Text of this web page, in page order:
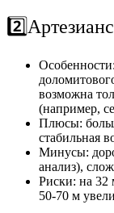
возможна
(например,
Плюсы:
стабильная
Минусы:
анализ),
Риски: на 32
50-70 м